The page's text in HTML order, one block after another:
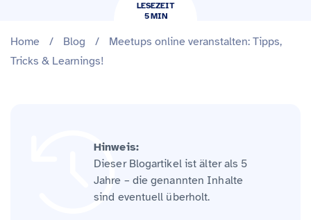
LESEZEIT
5​​MIN
Home / Blog /
Meetups online veranstalten: Tipps,
Tricks & Learnings!
Hinweis:
Dieser Blogartikel ist älter als 5
Jahre – die genannten Inhalte
sind eventuell überholt.